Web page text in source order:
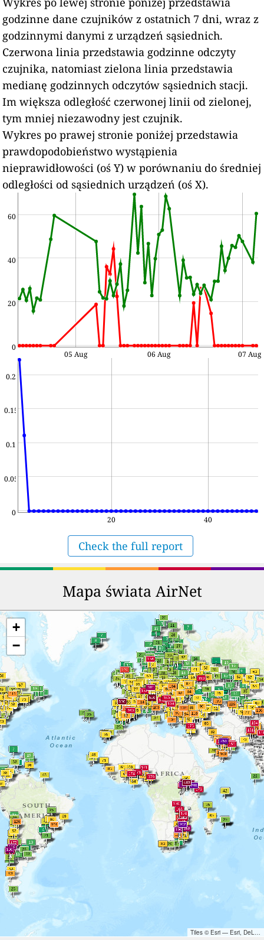
godzinne dane czujników z ostatnich 7 dni, wraz z
godzinnymi danymi z urządzeń sąsiednich.
Czerwona linia przedstawia godzinne odczyty
czujnika, natomiast zielona linia przedstawia
medianę godzinnych odczytów sąsiednich stacji.
Im większa odległość czerwonej linii od zielonej,
tym mniej niezawodny jest czujnik.
Wykres po prawej stronie poniżej przedstawia
prawdopodobieństwo wystąpienia
nieprawidłowości (oś Y) w porównaniu do średniej
odległości od sąsiednich urządzeń (oś X).
0
20
40
60
05 Aug 06 Aug 07 Aug
0
0.05
0.1
0.15
0.2
20 40
Check the full report
Mapa świata AirNet
+
−
Tiles © Esri — Esri, DeLorme, NAVTEQ, TomTom, Intermap, iPC, USGS, FAO, NPS, NRCAN, GeoBase, Kadaster NL, Ordnance Survey, Esri Japan, METI, Esri China (Hong Kong), and the GIS User Community